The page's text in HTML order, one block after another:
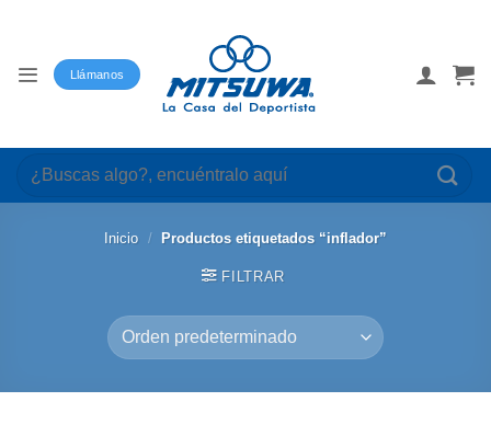
Llámanos
Buscar
por:
Inicio / Productos etiquetados “inflador”
FILTRAR